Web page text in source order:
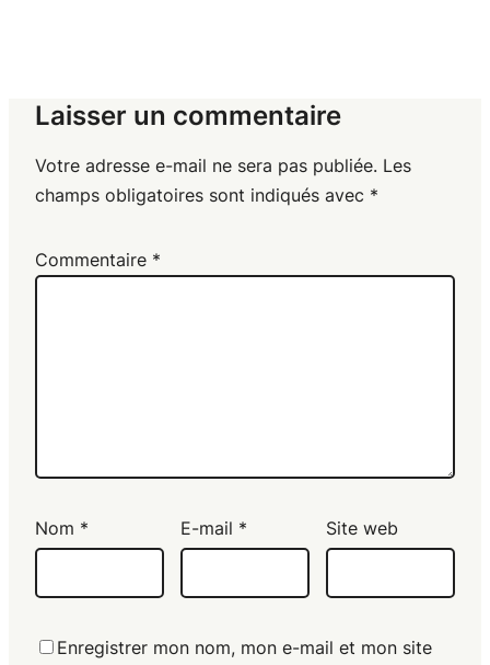
Laisser un commentaire
Votre adresse e-mail ne sera pas publiée. Les
champs obligatoires sont indiqués avec *
Commentaire *
Nom * E-mail * Site web
Enregistrer mon nom, mon e-mail et mon site